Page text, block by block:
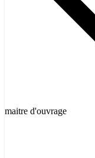
maitre d'ouvrage